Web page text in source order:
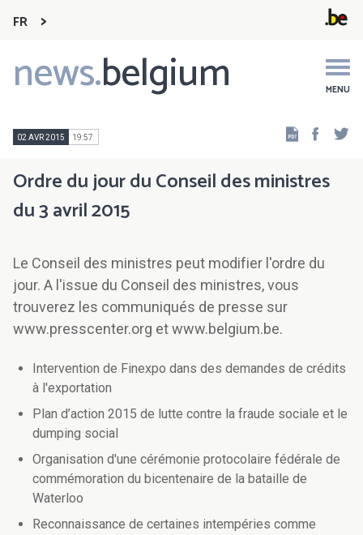
FR
news.belgium MENU
Main
navigation
02 AVR 2015 19:57
Ordre du jour du Conseil des ministres
du 3 avril 2015
Le Conseil des ministres peut modifier l'ordre du
jour. A l'issue du Conseil des ministres, vous
trouverez les communiqués de presse sur
www.presscenter.org et www.belgium.be.
Intervention de Finexpo dans des demandes de crédits
à l'exportation
Plan d’action 2015 de lutte contre la fraude sociale et le
dumping social
Organisation d'une cérémonie protocolaire fédérale de
commémoration du bicentenaire de la bataille de
Waterloo
Reconnaissance de certaines intempéries comme